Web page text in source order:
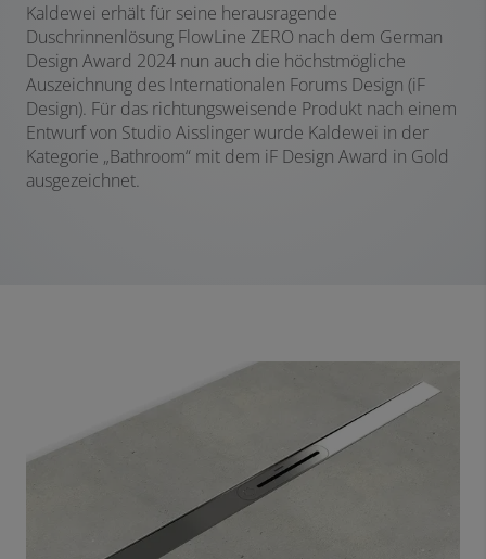
Kaldewei erhält für seine herausragende
Duschrinnenlösung FlowLine ZERO nach dem German
Design Award 2024 nun auch die höchstmögliche
Auszeichnung des Internationalen Forums Design (iF
Design). Für das richtungsweisende Produkt nach einem
Entwurf von Studio Aisslinger wurde Kaldewei in der
Kategorie „Bathroom“ mit dem iF Design Award in Gold
ausgezeichnet.